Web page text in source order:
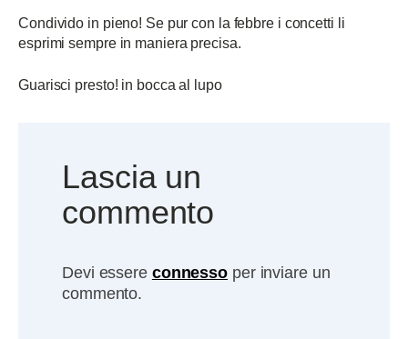
Condivido in pieno! Se pur con la febbre i concetti li
esprimi sempre in maniera precisa.
Guarisci presto! in bocca al lupo
Lascia un
commento
Devi essere connesso per inviare un
commento.